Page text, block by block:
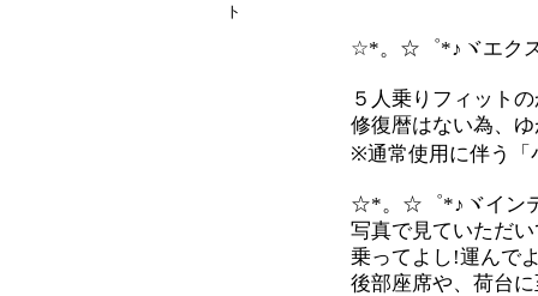
ト
☆*。☆゜*♪ヾエク
５人乗りフィット
修復暦はない為、
※通常使用に伴う「
☆*。☆゜*♪ヾイン
写真で見ていただ
乗ってよし!運んで
後部座席や、荷台